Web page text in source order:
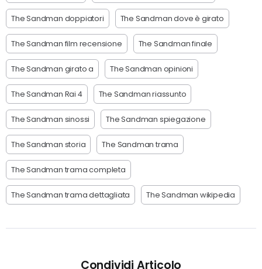
The Sandman doppiatori The Sandman dove è girato
The Sandman film recensione The Sandman finale
The Sandman girato a The Sandman opinioni
The Sandman Rai 4 The Sandman riassunto
The Sandman sinossi The Sandman spiegazione
The Sandman storia The Sandman trama
The Sandman trama completa
The Sandman trama dettagliata The Sandman wikipedia
Condividi Articolo